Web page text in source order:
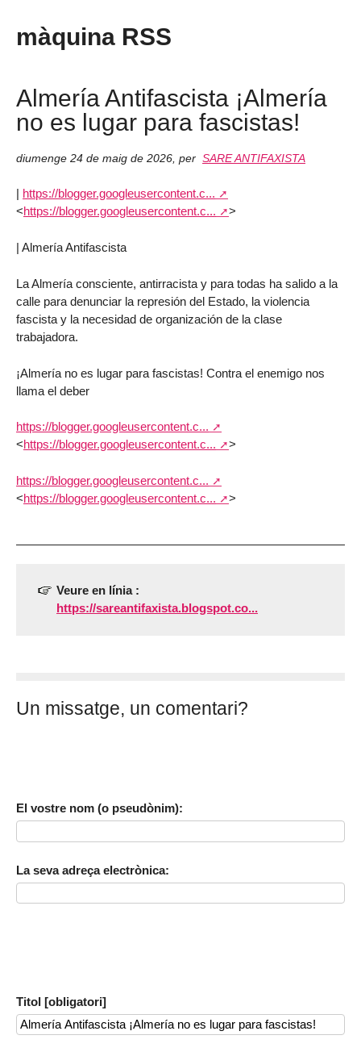
màquina RSS
Almería Antifascista ¡Almería
no es lugar para fascistas!
diumenge 24 de maig de 2026 per SARE ANTIFAXISTA
| https://blogger.googleusercontent.c...
<https://blogger.googleusercontent.c... >
| Almería Antifascista
La Almería consciente, antirracista y para todas ha salido a la
calle para denunciar la represión del Estado, la violencia
fascista y la necesidad de organización de la clase
trabajadora.
¡Almería no es lugar para fascistas! Contra el enemigo nos
llama el deber
https://blogger.googleusercontent.c...
<https://blogger.googleusercontent.c... >
https://blogger.googleusercontent.c...
<https://blogger.googleusercontent.c... >
Veure en línia :
https://sareantifaxista.blogspot.co...
Un missatge, un comentari?
El vostre nom (o pseudònim):
La seva adreça electrònica:
Titol [obligatori]